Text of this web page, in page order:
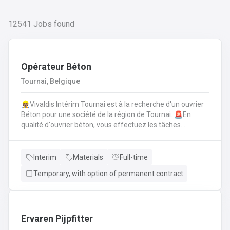
12541 Jobs found
Opérateur Béton
Tournai, Belgique
👷🏽Vivaldis Intérim Tournai est à la recherche d'un ouvrier
Béton pour une société de la région de Tournai. 🚨En
qualité d'ouvrier béton, vous effectuez les tâches
béton selon la fiche technique de fabrication.Décoffrage
tables de coffrages ainsi que des outils et de l'atelier.
Interim Materials
Full-time
Temporary, with option of permanent contract
Ervaren Pijpfitter